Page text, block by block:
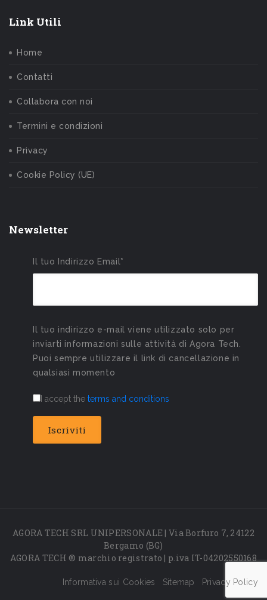
Link Utili
Home
Contatti
Collabora con noi
Termini e condizioni
Privacy
Cookie Policy (UE)
Newsletter
Il tuo Indirizzo Email*
Il tuo indirizzo e-mail viene utilizzato solo per
inviarti informazioni sulle attività di Agora Tech.
Puoi sempre utilizzare il link di cancellazione in
qualsiasi momento
I accept the terms and conditions
AGORA TECH SRL UNIPERSONALE | Via Borfuro 7, 24122
Bergamo (BG)
AGORA TECH ® marchio registrato | p.iva IT-04202550168
Informativa sui Cookies Sitemap Privacy Policy